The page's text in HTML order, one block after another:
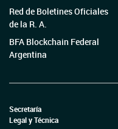
Red de Boletines Oficiales
de la R. A.
BFA Blockchain Federal
Argentina
Secretaría
Legal y Técnica